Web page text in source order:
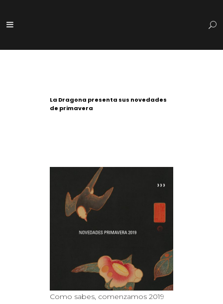
La Dragona presenta sus novedades
de primavera
Como sabes, comenzamos 2019